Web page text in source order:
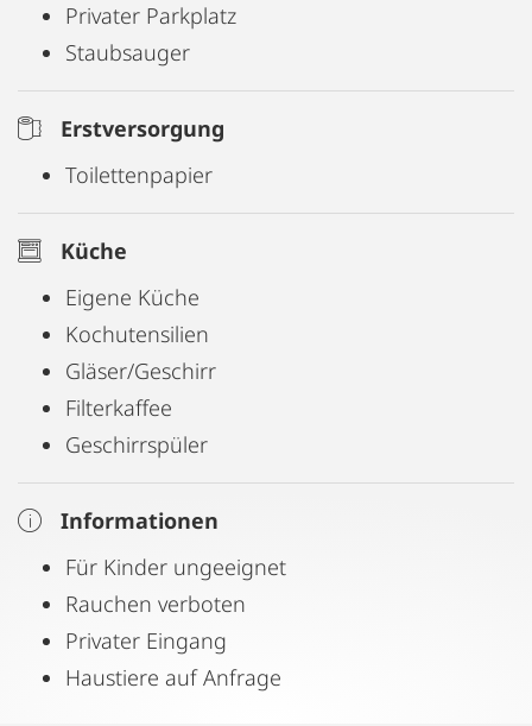
Privater Parkplatz
Staubsauger
Erstversorgung
Toilettenpapier
Küche
Eigene Küche
Kochutensilien
Gläser/Geschirr
Filterkaffee
Geschirrspüler
Informationen
Für Kinder ungeeignet
Rauchen verboten
Privater Eingang
Haustiere auf Anfrage